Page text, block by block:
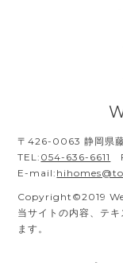
〒426-0063 静岡県
TEL: 054-636-6611
E-mail:
Copyright©2019
当サイトの内容、テ
ます。